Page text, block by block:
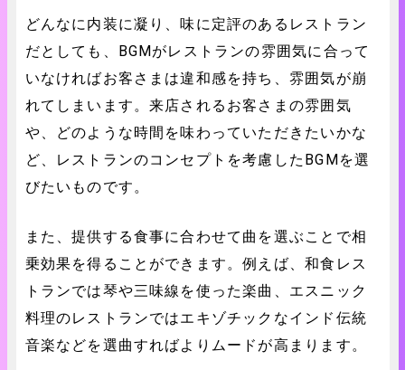
どんなに内装に凝り、味に定評のあるレストラン
だとしても、BGMがレストランの雰囲気に合って
いなければお客さまは違和感を持ち、雰囲気が崩
れてしまいます。来店されるお客さまの雰囲気
や、どのような時間を味わっていただきたいかな
ど、レストランのコンセプトを考慮したBGMを選
びたいものです。
また、提供する食事に合わせて曲を選ぶことで相
乗効果を得ることができます。例えば、和食レス
トランでは琴や三味線を使った楽曲、エスニック
料理のレストランではエキゾチックなインド伝統
音楽などを選曲すればよりムードが高まります。